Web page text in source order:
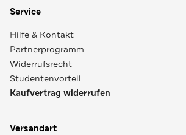
Service
Hilfe & Kontakt
Partnerprogramm
Widerrufsrecht
Studentenvorteil
Kaufvertrag widerrufen
Versandart